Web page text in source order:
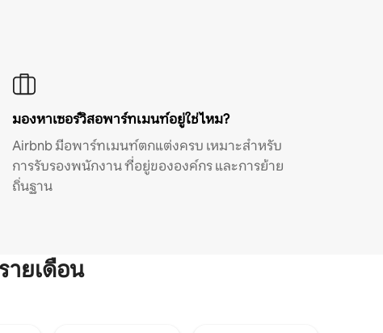
มองหาเซอร์วิสอพาร์ทเมนท์อยู่ใช่ไหม?
Airbnb มีอพาร์ทเมนท์ตกแต่งครบ เหมาะสำหรับ
การรับรองพนักงาน ที่อยู่ขององค์กร และการย้าย
ถิ่นฐาน
ยเดือน